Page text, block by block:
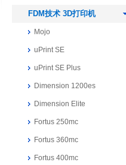
FDM技术 3D打印机
Mojo
uPrint SE
uPrint SE Plus
Dimension 1200es
Dimension Elite
Fortus 250mc
Fortus 360mc
Fortus 400mc